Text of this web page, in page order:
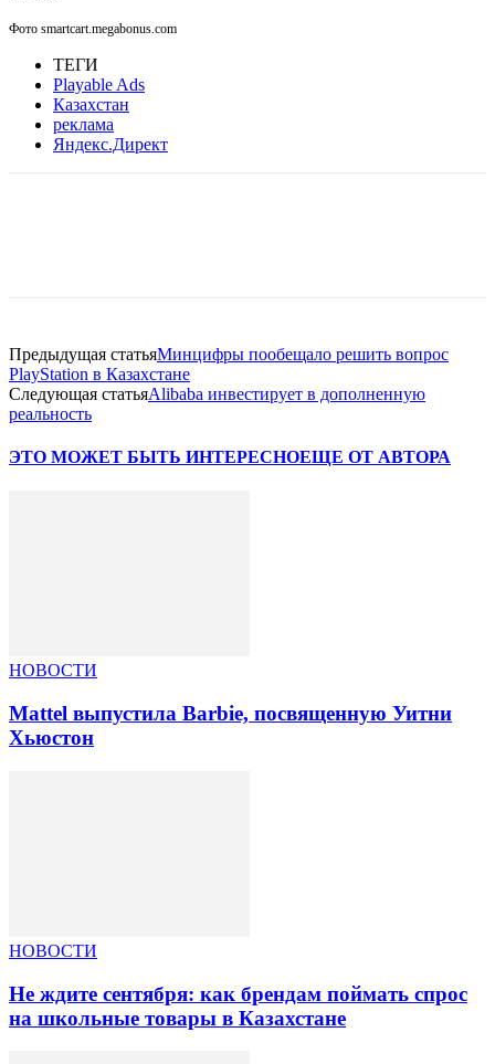
Фото smartcart.megabonus.com
ТЕГИ
Playable Ads
Казахстан
реклама
Яндекс.Директ
Предыдущая статьяМинцифры пообещало решить вопрос
PlayStation в Казахстане
Следующая статьяAlibaba инвестирует в дополненную
реальность
ЭТО МОЖЕТ БЫТЬ ИНТЕРЕСНОЕЩЕ ОТ АВТОРА
НОВОСТИ
Mattel выпустила Barbie, посвященную Уитни
Хьюстон
НОВОСТИ
Не ждите сентября: как брендам поймать спрос
на школьные товары в Казахстане